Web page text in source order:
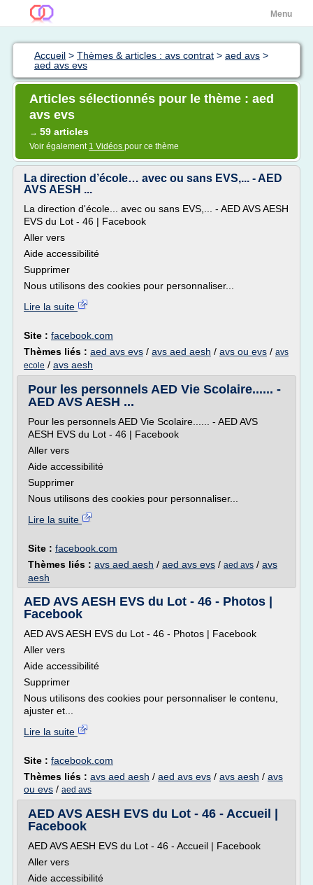
Menu
Accueil > Thèmes & articles : avs contrat > aed avs >
aed avs evs
Articles sélectionnés pour le thème : aed
avs evs
→ 59 articles
Voir également 1 Vidéos pour ce thème
La direction d’école… avec ou sans EVS,... - AED
AVS AESH ...
La direction d'école... avec ou sans EVS,... - AED AVS AESH
EVS du Lot - 46 | Facebook
Aller vers
Aide accessibilité
Supprimer
Nous utilisons des cookies pour personnaliser...
Lire la suite
Site : facebook.com
Thèmes liés : aed avs evs / avs aed aesh / avs ou evs / avs
ecole / avs aesh
Pour les personnels AED Vie Scolaire...... -
AED AVS AESH ...
Pour les personnels AED Vie Scolaire...... - AED AVS
AESH EVS du Lot - 46 | Facebook
Aller vers
Aide accessibilité
Supprimer
Nous utilisons des cookies pour personnaliser...
Lire la suite
Site : facebook.com
Thèmes liés : avs aed aesh / aed avs evs / aed avs / avs
aesh
AED AVS AESH EVS du Lot - 46 - Photos |
Facebook
AED AVS AESH EVS du Lot - 46 - Photos | Facebook
Aller vers
Aide accessibilité
Supprimer
Nous utilisons des cookies pour personnaliser le contenu,
ajuster et...
Lire la suite
Site : facebook.com
Thèmes liés : avs aed aesh / aed avs evs / avs aesh / avs
ou evs / aed avs
AED AVS AESH EVS du Lot - 46 - Accueil |
Facebook
AED AVS AESH EVS du Lot - 46 - Accueil | Facebook
Aller vers
Aide accessibilité